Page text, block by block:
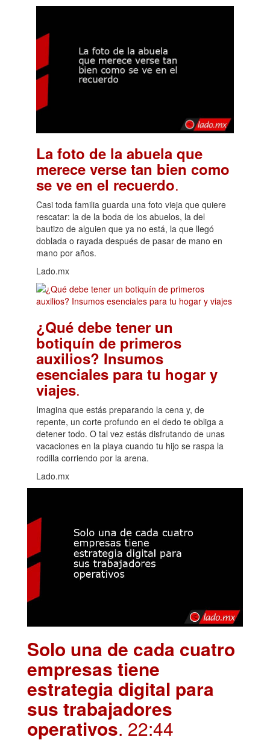
La foto de la abuela que
merece verse tan bien como
se ve en el recuerdo.
Casi toda familia guarda una foto vieja que quiere
rescatar: la de la boda de los abuelos, la del
bautizo de alguien que ya no está, la que llegó
doblada o rayada después de pasar de mano en
mano por años.
Lado.mx
¿Qué debe tener un
botiquín de primeros
auxilios? Insumos
esenciales para tu hogar y
viajes.
Imagina que estás preparando la cena y, de
repente, un corte profundo en el dedo te obliga a
detener todo. O tal vez estás disfrutando de unas
vacaciones en la playa cuando tu hijo se raspa la
rodilla corriendo por la arena.
Lado.mx
Solo una de cada cuatro
empresas tiene
estrategia digital para
sus trabajadores
operativos. 22:44